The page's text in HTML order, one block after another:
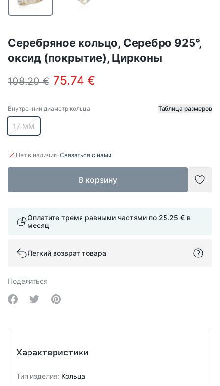
Серебряное кольцо, Серебро 925°,
оксид (покрытие), Цирконы
108.20 € 75.74 €
Внутренний диаметр кольца Таблица размеров
Внутренний диаметр кольца
17 ММ
Нет в наличии·Связаться с нами
В корзину
Оплатите тремя равными частями по 25.25 € в
месяц
Легкий возврат товара
Поделиться
Share on Facebook
Share on Twitter
Share on Pinterest
Характеристики
Тип изделия: Кольца